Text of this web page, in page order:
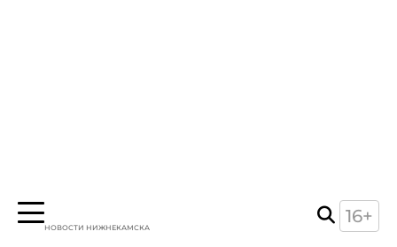
НОВОСТИ НИЖНЕКАМСКА
16+